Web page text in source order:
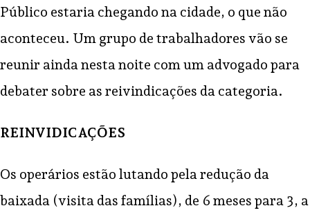
Público estaria chegando na cidade, o que não
aconteceu. Um grupo de trabalhadores vão se
reunir ainda nesta noite com um advogado para
debater sobre as reivindicações da categoria.
REINVIDICAÇÕES
Os operários estão lutando pela redução da
baixada (visita das famílias), de 6 meses para 3, a